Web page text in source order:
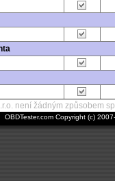
není žádným způsobem
OBDTester.com Copyright (c)